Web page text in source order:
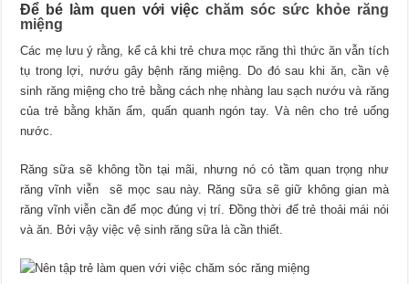
Để bé làm quen với việc chăm sóc sức khỏe răng
miệng
Các mẹ lưu ý rằng, kể cả khi trẻ chưa mọc răng thì thức ăn vẫn tích
tụ trong lợi, nướu gây bệnh răng miệng. Do đó sau khi ăn, cần vệ
sinh răng miệng cho trẻ bằng cách nhẹ nhàng lau sạch nướu và răng
của trẻ bằng khăn ẩm, quấn quanh ngón tay. Và nên cho trẻ uống
nước.
Răng sữa sẽ không tồn tại mãi, nhưng nó có tầm quan trọng như
răng vĩnh viễn sẽ mọc sau này. Răng sữa sẽ giữ không gian mà
răng vĩnh viễn cần để mọc đúng vị trí. Đồng thời để trẻ thoải mái nói
và ăn. Bởi vậy việc vệ sinh răng sữa là cần thiết.